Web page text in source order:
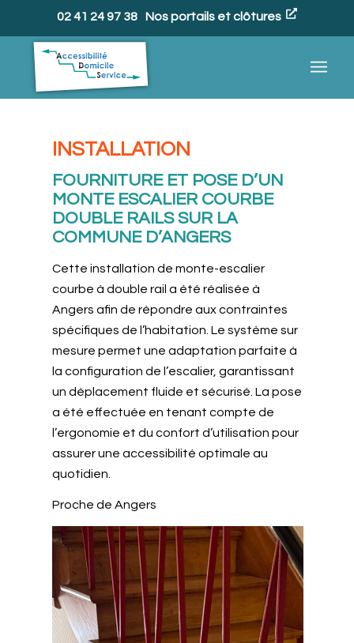
02 41 24 97 38 Nos portails et clôtures
INSTALLATION
FOURNITURE ET POSE D’UN
MONTE ESCALIER COURBE
DOUBLE RAILS SUR LA
COMMUNE D’ANGERS
Cette installation de monte-escalier
courbe à double rail a été réalisée à
Angers afin de répondre aux contraintes
spécifiques de l’habitation. Le système sur
mesure permet une adaptation parfaite à
la configuration de l’escalier, garantissant
un déplacement fluide et sécurisé. La pose
a été effectuée en tenant compte de
l’ergonomie et du confort d’utilisation pour
assurer une accessibilité optimale au
quotidien.
Proche de Angers